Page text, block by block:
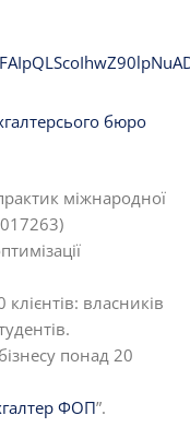
бюро
міжнародної
власників
понад 20
ФОП”.